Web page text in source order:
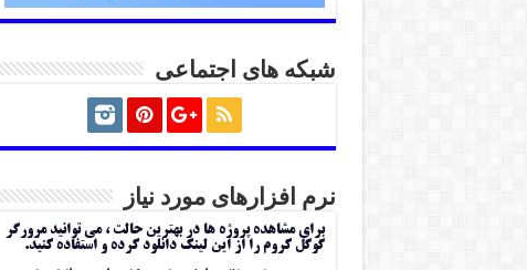
شبکه های اجتماعی
نرم افزارهای مورد نیاز
برای مشاهده پروژه ها در بهترین حالت ، می توانید مرورگر
گوگل کروم را از این لینک دانلود کرده و استفاده کنید.